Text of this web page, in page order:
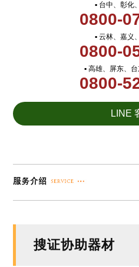
▪ 台中、彰化
0800-
▪ 云林、嘉义
0800-
▪ 高雄、屏东、
0800-
LINE
搜证协助器材